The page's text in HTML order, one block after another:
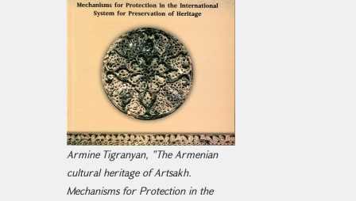
Armine Tigranyan, "The Armenian
cultural heritage of Artsakh.
Mechanisms for Protection in the